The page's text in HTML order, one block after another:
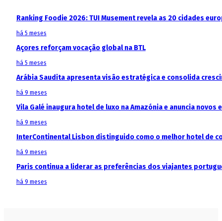
Ranking Foodie 2026: TUI Musement revela as 20 cidades
há 5 meses
Açores reforçam vocação global na BTL
há 5 meses
Arábia Saudita apresenta visão estratégica e consolida
há 9 meses
Vila Galé inaugura hotel de luxo na Amazónia e anuncia
há 9 meses
InterContinental Lisbon distinguido como o melhor hotel de
há 9 meses
Paris continua a liderar as preferências dos viajantes
há 9 meses